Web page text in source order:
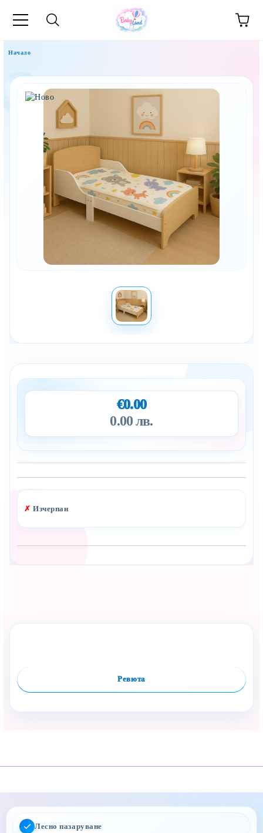
Начало
€0.00
0.00 лв.
✗ Изчерпан
Ревюта
Лесно пазаруване